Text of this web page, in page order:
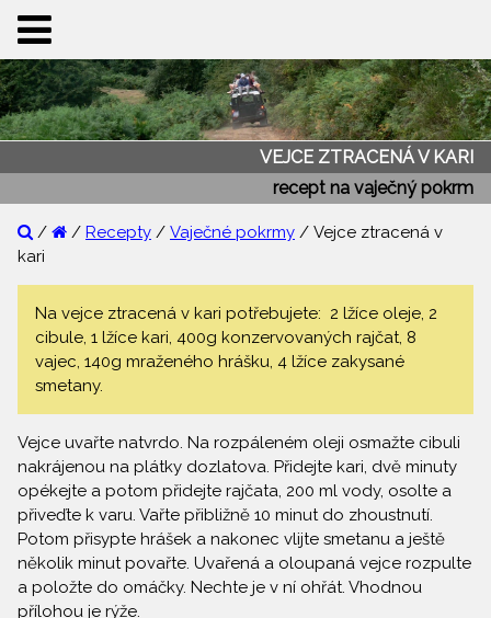
VEJCE ZTRACENÁ V KARI
recept na vaječný pokrm
/ / Recepty / Vaječné pokrmy / Vejce ztracená v
kari
Na vejce ztracená v kari potřebujete: 2 lžíce oleje, 2
cibule, 1 lžíce kari, 400g konzervovaných rajčat, 8
vajec, 140g mraženého hrášku, 4 lžíce zakysané
smetany.
Vejce uvařte natvrdo. Na rozpáleném oleji osmažte cibuli
nakrájenou na plátky dozlatova. Přidejte kari, dvě minuty
opékejte a potom přidejte rajčata, 200 ml vody, osolte a
přiveďte k varu. Vařte přibližně 10 minut do zhoustnutí.
Potom přisypte hrášek a nakonec vlijte smetanu a ještě
několik minut povařte. Uvařená a oloupaná vejce rozpulte
a položte do omáčky. Nechte je v ní ohřát. Vhodnou
přílohou je rýže.